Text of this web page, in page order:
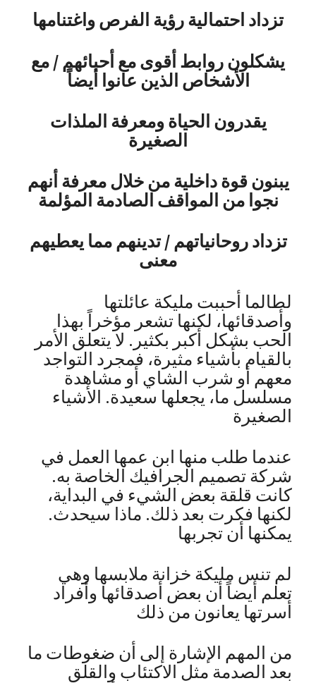
تزداد احتمالية رؤية الفرص واغتنامها
يشكلون روابط أقوى مع أحبائهم / مع
الأشخاص الذين عانوا أيضاً
يقدرون الحياة ومعرفة الملذات
الصغيرة
يبنون قوة داخلية من خلال معرفة أنهم
نجوا من المواقف الصادمة المؤلمة
تزداد روحانياتهم / تدينهم مما يعطيهم
معنى
لطالما أحببت مليكة عائلتها
وأصدقائها، لكنها تشعر مؤخراً بهذا
الحب بشكل أكبر بكثير. لا يتعلق الأمر
بالقيام بأشياء مثيرة، فمجرد التواجد
معهم أو شرب الشاي أو مشاهدة
مسلسل ما، يجعلها سعيدة. الأشياء
الصغيرة
عندما طلب منها ابن عمها العمل في
شركة تصميم الجرافيك الخاصة به.
كانت قلقة بعض الشيء في البداية،
لكنها فكرت بعد ذلك. ماذا سيحدث.
يمكنها أن تجربها
لم تنس مليكة خزانة ملابسها وهي
تعلم أيضاً أن بعض أصدقائها وأفراد
أسرتها يعانون من ذلك
من المهم الإشارة إلى أن ضغوطات ما
بعد الصدمة مثل الاكتئاب والقلق